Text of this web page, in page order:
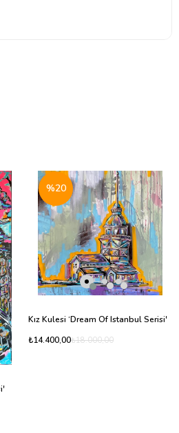
Kız Kulesi ‘Dream Of Istanbul Serisi'
₺14.400,00₺18.000,00
%20